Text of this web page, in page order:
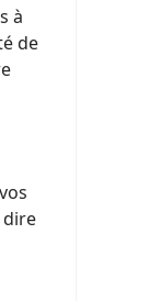
à
de
dire